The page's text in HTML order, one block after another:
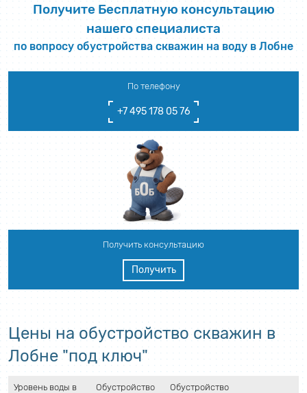
Получите Бесплатную консультацию
нашего специалиста
по вопросу обустройства скважин на воду в Лобне
По телефону
+7 495 178 05 76
Получить консультацию
Получить
Цены на обустройство скважин в
Лобне "под ключ"
Уровень воды в
Обустройство
Обустройство